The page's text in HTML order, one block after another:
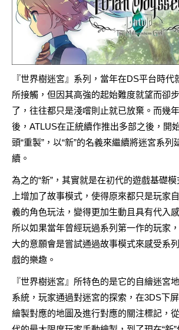
『世界樹迷宮』系列，當年在DS平台時代
所接觸，但因其高強的起始難度就望而卻步
了，往往都只是淺嚐則止就已放棄。而幾
後，ATLUS在正統續作推出多部之後，開
頭“重製”，以“新”的名義來繼續將迷宮系列
續。
為之的“新”，其實就是在初代的遊戲基礎模
上增加了故事模式，使得原來都只是玩家
義的角色玩法，變得更加生動且具有代入感
所以如果當年曾經玩過系列第一作的玩家
大的意願會是嘗試通過故事模式來感受系
戲的樂趣。
『世界樹迷宮』所特色的是它的自繪迷宮
系統，玩家通過對迷宮的探索，在3DS下
繪製對應的地圖及進行對應的關注標記，